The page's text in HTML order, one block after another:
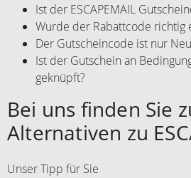
Ist der ESCAPEMAIL
Wurde der Rabattcode richtig
Der Gutscheincode ist nur
Ist der Gutschein an
geknüpft?
Bei uns finden Sie
Alternativen zu
Unser Tipp für Sie